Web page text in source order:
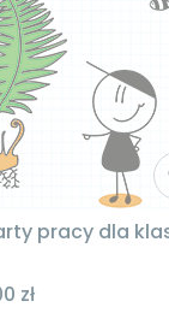
pracy dla
zł